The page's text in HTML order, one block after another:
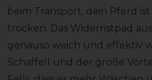
beim Transport, dein Pferd
trocken. Das Widerristpad
genauso weich und effektiv
Schaffell und der große